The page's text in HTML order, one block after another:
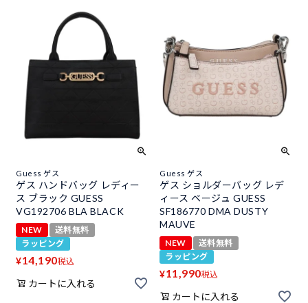
Guess ゲス
ゲス ハンドバッグ レディー
ス ブラック GUESS
VG192706 BLA BLACK
NEW
送料無料
ラッピング
¥14,190税込
カートに入れる
Guess ゲス
ゲス ショルダーバッグ レデ
ィース ベージュ GUESS
SF186770 DMA DUSTY
MAUVE
NEW
送料無料
ラッピング
¥11,990税込
カートに入れる